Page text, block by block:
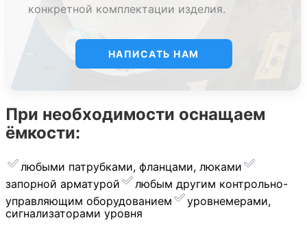
конкретной комплектации изделия.
НАПИСАТЬ НАМ
При необходимости оснащаем
ёмкости:
любыми патрубками, фланцами, люками
запорной арматурой
︎любым другим контрольно-
управляющим оборудованием
уровнемерами,
сигнализаторами уровня